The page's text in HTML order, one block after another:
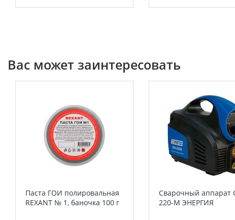
Вас может заинтересовать
Паста ГОИ полировальная
REXANT № 1, баночка 100 г
Сварочный аппарат
220-М ЭНЕРГИЯ